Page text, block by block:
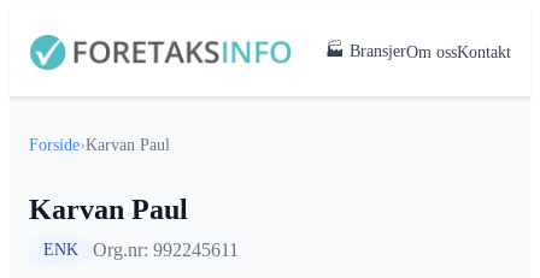
🏭 BransjerOm ossKontakt
Forside›Karvan Paul
Karvan Paul
ENK Org.nr: 992245611